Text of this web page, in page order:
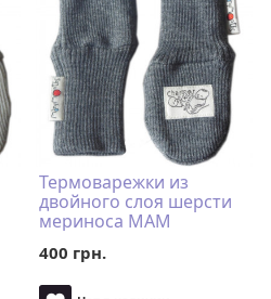
Термоварежки из
двойного слоя шерсти
мериноса MAM
50-68/74 однопалые,
серый)
400 грн.